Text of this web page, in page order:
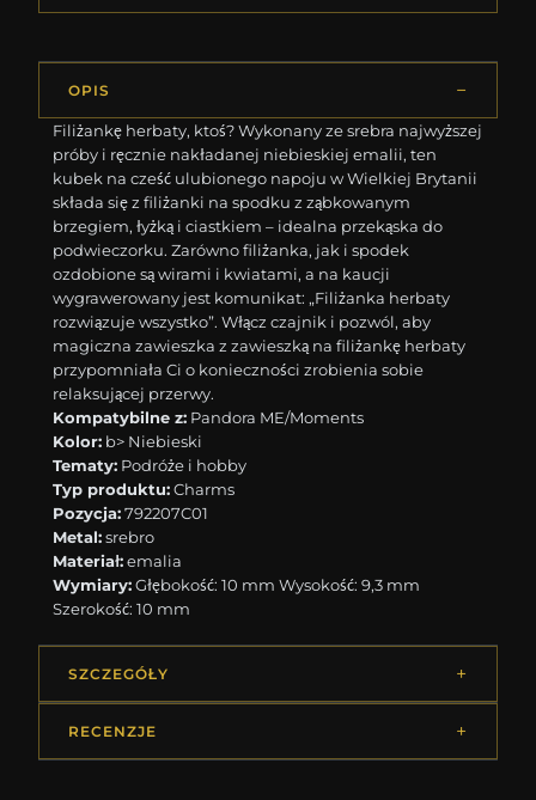
OPIS
Filiżankę herbaty, ktoś? Wykonany ze srebra najwyższej
próby i ręcznie nakładanej niebieskiej emalii, ten
kubek na cześć ulubionego napoju w Wielkiej Brytanii
składa się z filiżanki na spodku z ząbkowanym
brzegiem, łyżką i ciastkiem – idealna przekąska do
podwieczorku. Zarówno filiżanka, jak i spodek
ozdobione są wirami i kwiatami, a na kaucji
wygrawerowany jest komunikat: „Filiżanka herbaty
rozwiązuje wszystko”. Włącz czajnik i pozwól, aby
magiczna zawieszka z zawieszką na filiżankę herbaty
przypomniała Ci o konieczności zrobienia sobie
relaksującej przerwy.
Kompatybilne z: Pandora ME/Moments
Kolor: b> Niebieski
Tematy: Podróże i hobby
Typ produktu:Charms
Pozycja:792207C01
Metal:srebro
Materiał:emalia
Wymiary:Głębokość: 10 mm Wysokość: 9,3 mm
Szerokość: 10 mm
SZCZEGÓŁY
RECENZJE